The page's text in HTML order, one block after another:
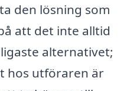
den lösning som
att det inte alltid
alternativet;
hos utföraren är